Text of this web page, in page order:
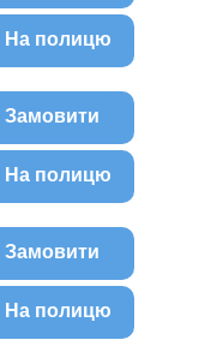
На полицю
Замовити
На полицю
Замовити
На полицю